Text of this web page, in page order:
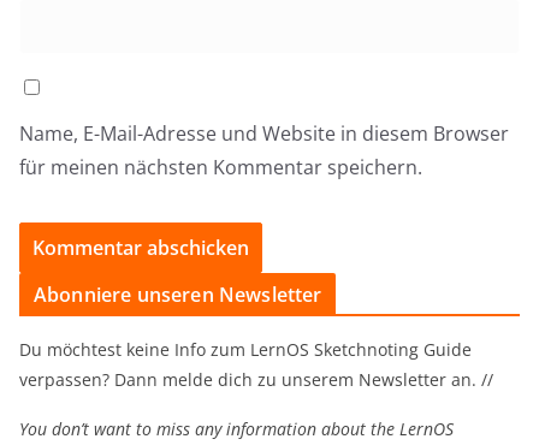
Name, E-Mail-Adresse und Website in diesem Browser
für meinen nächsten Kommentar speichern.
Abonniere unseren Newsletter
Du möchtest keine Info zum LernOS Sketchnoting Guide
verpassen? Dann melde dich zu unserem Newsletter an. //
You don’t want to miss any information about the LernOS